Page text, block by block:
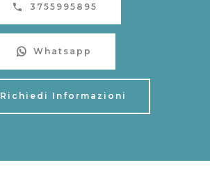
3755995895
Whatsapp
Richiedi Informazioni